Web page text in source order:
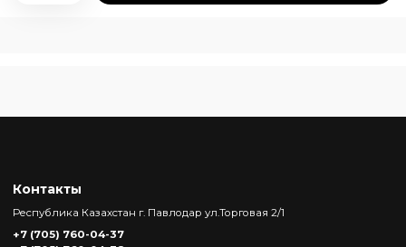
Контакты
Республика Казахстан г. Павлодар ул.Торговая 2/1
+7 (705) 760-04-37